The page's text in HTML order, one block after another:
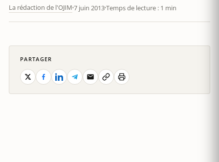
La rédaction de l'OJIM 7 juin 2013Temps de lecture : 1 min
PARTAGER